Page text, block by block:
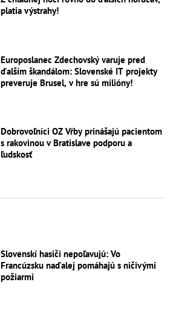
platia výstrahy!
Europoslanec Zdechovský varuje pred
ďalším škandálom: Slovenské IT projekty
preveruje Brusel, v hre sú milióny!
Dobrovoľníci OZ Vŕby prinášajú pacientom
s rakovinou v Bratislave podporu a
ľudskosť
Slovenskí hasiči nepoľavujú: Vo
Francúzsku naďalej pomáhajú s ničivými
požiarmi